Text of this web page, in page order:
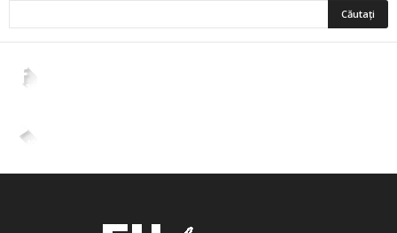
2,265
4,400